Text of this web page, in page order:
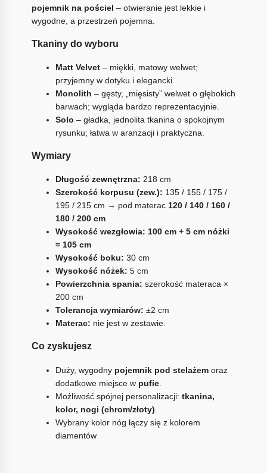
pojemnik na pościel – otwieranie jest lekkie i
wygodne, a przestrzeń pojemna.
Tkaniny do wyboru
Matt Velvet– miękki, matowy welwet;
przyjemny w dotyku i elegancki.
Monolith – gęsty, „mięsisty” welwet o głębokich
barwach; wygląda bardzo reprezentacyjnie.
Solo – gładka, jednolita tkanina o spokojnym
rysunku; łatwa w aranżacji i praktyczna.
Wymiary
Długość zewnętrzna: 218 cm
Szerokość korpusu (zew.): 135 / 155 / 175 /
195 / 215 cm → pod materac 120 / 140 / 160 /
180 / 200 cm
Wysokość wezgłowia: 100 cm + 5 cm nóżki
= 105 cm
Wysokość boku: 30 cm
Wysokość nóżek: 5 cm
Powierzchnia spania: szerokość materaca ×
200 cm
Tolerancja wymiarów: ±2 cm
Materac: nie jest w zestawie.
Co zyskujesz
Duży, wygodny pojemnik pod stelażemoraz
dodatkowe miejsce w pufie.
Możliwość spójnej personalizacji: tkanina,
kolor, nogi (chrom/złoty)
Wybrany kolor nóg łączy się z kolorem
diamentów